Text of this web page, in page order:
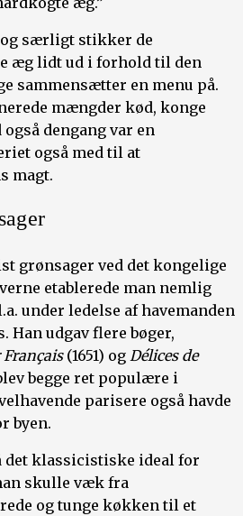
særligt stikker de
æg lidt ud i forhold til den
sammensætter en menu på.
mængder kød, konge
dengang var en
også med til at
magt.
grønsager ved det kongelige
etablerede man nemlig
under ledelse af havemanden
Han udgav flere bøger,
(1651) og Délices de
begge ret populære i
parisere også havde
byen.
det klassicistiske ideal for
skulle væk fra
og tunge køkken til et